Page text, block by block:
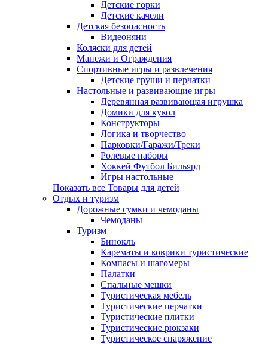
Детские горки
Детские качели
Детская безопасность
Видеоняни
Коляски для детей
Манежи и Ограждения
Спортивные игры и развлечения
Детские груши и перчатки
Настольные и развивающие игры
Деревянная развивающая игрушка
Домики для кукол
Конструкторы
Логика и творчество
Парковки/Гаражи/Треки
Ролевые наборы
Хоккей Футбол Бильярд
Игры настольные
Показать все Товары для детей
Отдых и туризм
Дорожные сумки и чемоданы
Чемоданы
Туризм
Бинокль
Карематы и коврики туристические
Компасы и шагомеры
Палатки
Спальные мешки
Туристическая мебель
Туристические перчатки
Туристические плитки
Туристические рюкзаки
Туристическое снаряжение